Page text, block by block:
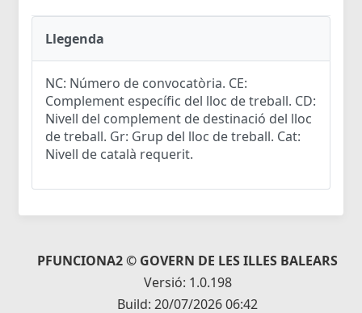
Llegenda
NC: Número de convocatòria. CE:
Complement específic del lloc de treball. CD:
Nivell del complement de destinació del lloc
de treball. Gr: Grup del lloc de treball. Cat:
Nivell de català requerit.
PFUNCIONA2 © GOVERN DE LES ILLES BALEARS
Versió: 1.0.198
Build: 20/07/2026 06:42